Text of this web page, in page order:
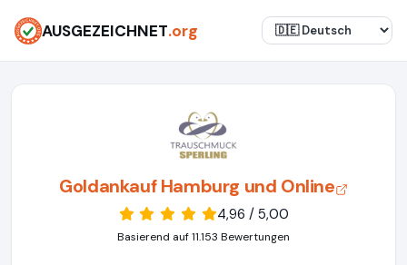
AUSGEZEICHNET.org
Goldankauf Hamburg und Online
4,96 / 5,00
Basierend auf 11.153 Bewertungen